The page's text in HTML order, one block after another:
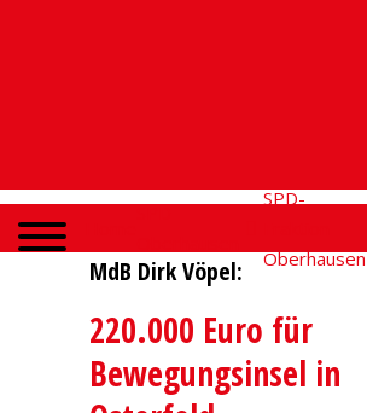
SPD-
Oberhausen
MdB Dirk Vöpel:
220.000 Euro für
Bewegungsinsel in